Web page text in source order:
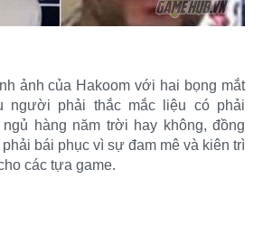
ảnh của Hakoom với hai bọng mắt
người phải thắc mắc liệu có phải
hàng năm trời hay không, đồng
bái phục vì sự đam mê và kiên trì
các tựa game.​